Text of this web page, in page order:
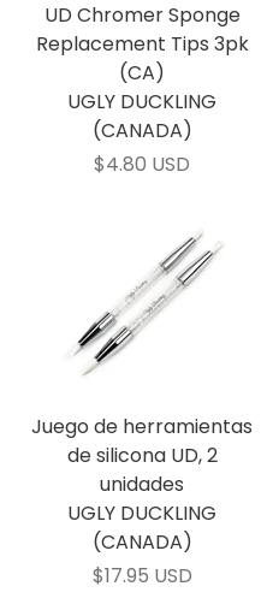
UD Chromer Sponge
Replacement Tips 3pk
(CA)
UGLY DUCKLING
(CANADA)
$4.80 USD
Juego de herramientas
de silicona UD, 2
unidades
UGLY DUCKLING
(CANADA)
$17.95 USD